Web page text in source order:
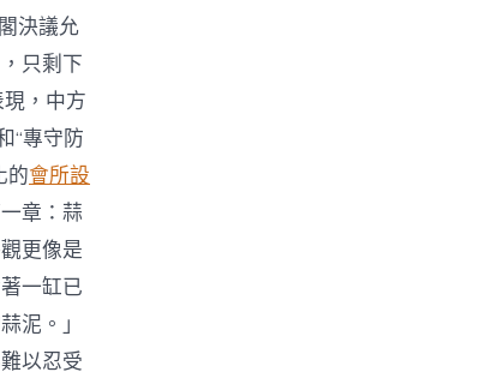
決議允
只剩下
，中方
“專守防
的會所設
章：蒜
更像是
一缸已
泥。」
以忍受